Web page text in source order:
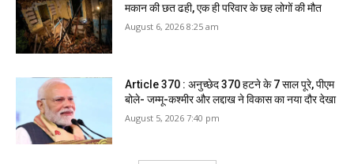
मकान की छत ढही, एक ही परिवार के छह लोगों की मौत
August 6, 2026 8:25 am
Article 370 : अनुच्छेद 370 हटने के 7 साल पूरे, पीएम
बोले- जम्मू-कश्मीर और लद्दाख ने विकास का नया दौर देखा
August 5, 2026 7:40 pm